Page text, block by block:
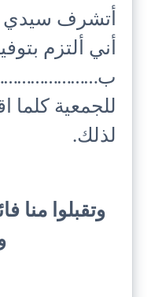
أتشرف سيدي
أني ألتزم
للجمعية
لذلك.
وتقبلوا منا